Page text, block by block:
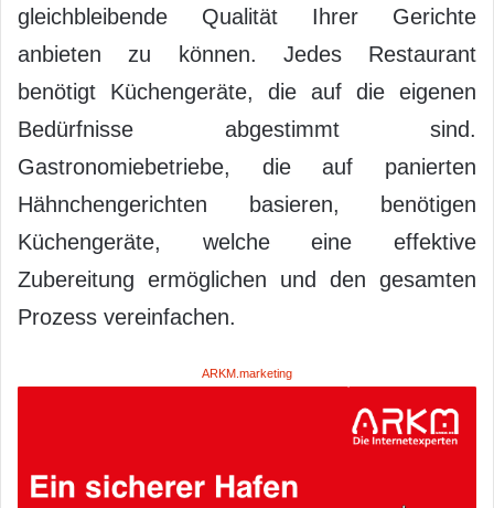
gleichbleibende Qualität Ihrer Gerichte
anbieten zu können. Jedes Restaurant
benötigt Küchengeräte, die auf die eigenen
Bedürfnisse abgestimmt sind.
Gastronomiebetriebe, die auf panierten
Hähnchengerichten basieren, benötigen
Küchengeräte, welche eine effektive
Zubereitung ermöglichen und den gesamten
Prozess vereinfachen.
ARKM.marketing